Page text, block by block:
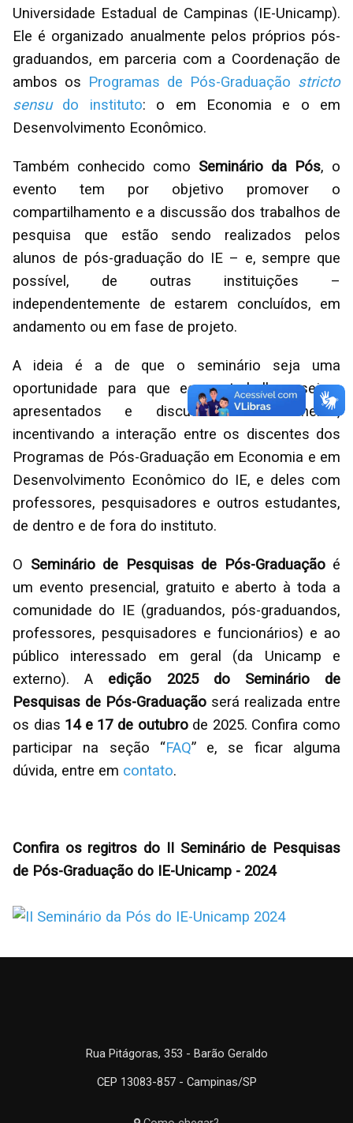
Universidade Estadual de Campinas (IE-Unicamp).
Ele é organizado anualmente pelos próprios pós-
graduandos, em parceria com a Coordenação de
ambos os Programas de Pós-Graduação stricto
sensudo instituto: o em Economia e o em
Desenvolvimento Econômico.
Também conhecido como Seminário da Pós, o
evento tem por objetivo promover o
compartilhamento e a discussão dos trabalhos de
pesquisa que estão sendo realizados pelos
alunos de pós-graduação do IE – e, sempre que
possível, de outras instituições –
independentemente de estarem concluídos, em
andamento ou em fase de projeto.
A ideia é a de que o seminário seja uma
oportunidade para que esses trabalhos sejam
apresentados e discutidos coletivamente,
incentivando a interação entre os discentes dos
Programas de Pós-Graduação em Economia e em
Desenvolvimento Econômico do IE, e deles com
professores, pesquisadores e outros estudantes,
de dentro e de fora do instituto.
O Seminário de Pesquisas de Pós-Graduaçãoé
um evento presencial, gratuito e aberto à toda a
comunidade do IE (graduandos, pós-graduandos,
professores, pesquisadores e funcionários) e ao
público interessado em geral (da Unicamp e
externo). A edição 2025 do Seminário de
Pesquisas de Pós-Graduação será realizada entre
os dias 14 e 17 de outubrode 2025. Confira como
participar na seção “FAQ” e, se ficar alguma
dúvida, entre em contato.
Confira os regitros do II Seminário de Pesquisas
de Pós-Graduação do IE-Unicamp - 2024
Rua Pitágoras, 353 - Barão Geraldo
CEP 13083-857 - Campinas/SP